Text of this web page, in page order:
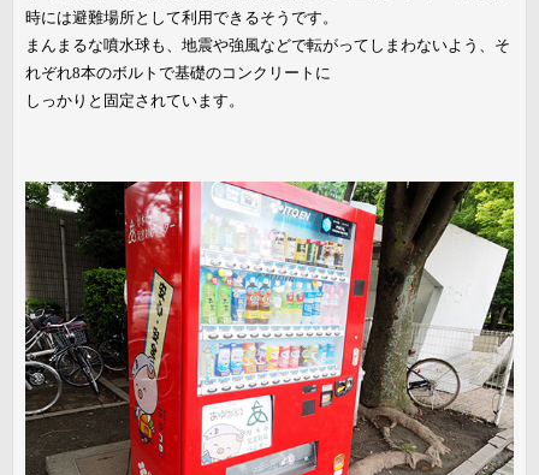
時には避難場所として利用できるそうです。
まんまるな噴水球も、地震や強風などで転がってしまわないよう、そ
れぞれ8本のボルトで基礎のコンクリートに
しっかりと固定されています。